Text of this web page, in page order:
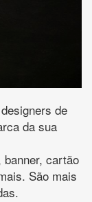
de
da sua
cartão
São mais